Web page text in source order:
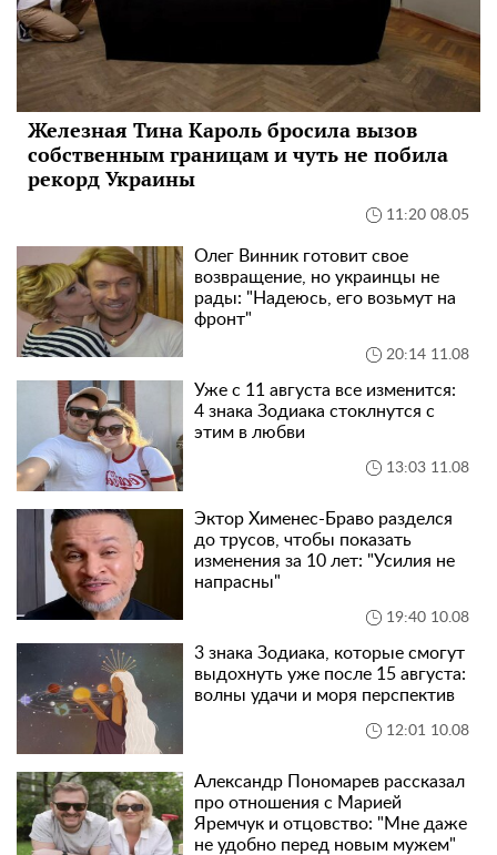
Железная Тина Кароль бросила вызов
собственным границам и чуть не побила
рекорд Украины
11:20 08.05
Олег Винник готовит свое
возвращение, но украинцы не
рады: "Надеюсь, его возьмут на
фронт"
20:14 11.08
Уже с 11 августа все изменится:
4 знака Зодиака стоклнутся с
этим в любви
13:03 11.08
Эктор Хименес-Браво разделся
до трусов, чтобы показать
изменения за 10 лет: "Усилия не
напрасны"
19:40 10.08
3 знака Зодиака, которые смогут
выдохнуть уже после 15 августа:
волны удачи и моря перспектив
12:01 10.08
Александр Пономарев рассказал
про отношения с Марией
Яремчук и отцовство: "Мне даже
не удобно перед новым мужем"